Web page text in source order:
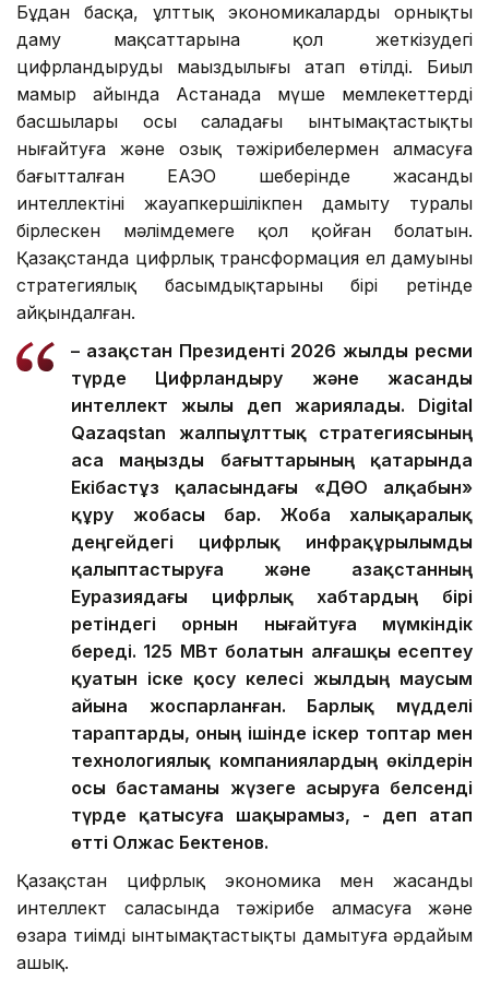
Бұдан басқа, ұлттық экономикалардың орнықты
даму мақсаттарына қол жеткізудегі
цифрландырудың маңыздылығы атап өтілді. Биыл
мамыр айында Астанада мүше мемлекеттердің
басшылары осы саладағы ынтымақтастықты
нығайтуға және озық тәжірибелермен алмасуға
бағытталған ЕАЭО шеңберінде жасанды
интеллектіні жауапкершілікпен дамыту туралы
бірлескен мәлімдемеге қол қойған болатын.
Қазақстанда цифрлық трансформация ел дамуының
стратегиялық басымдықтарының бірі ретінде
айқындалған.
– Қазақстан Президенті 2026 жылды ресми
түрде Цифрландыру және жасанды
интеллект жылы деп жариялады. Digital
Qazaqstan жалпыұлттық стратегиясының
аса маңызды бағыттарының қатарында
Екібастұз қаласындағы «ДӨО алқабын»
құру жобасы бар. Жоба халықаралық
деңгейдегі цифрлық инфрақұрылымды
қалыптастыруға және Қазақстанның
Еуразиядағы цифрлық хабтардың бірі
ретіндегі орнын нығайтуға мүмкіндік
береді. 125 МВт болатын алғашқы есептеу
қуатын іске қосу келесі жылдың маусым
айына жоспарланған. Барлық мүдделі
тараптарды, оның ішінде іскер топтар мен
технологиялық компаниялардың өкілдерін
осы бастаманы жүзеге асыруға белсенді
түрде қатысуға шақырамыз, - деп атап
өтті Олжас Бектенов.
Қазақстан цифрлық экономика мен жасанды
интеллект саласында тәжірибе алмасуға және
өзара тиімді ынтымақтастықты дамытуға әрдайым
ашық.